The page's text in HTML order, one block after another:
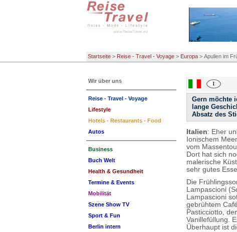
Startseite > Reise - Travel - Voyage > Europa > Apulien im
Gern möchte
lange
Absatz des
Italien: Eher
Ionischem
vom
Dort hat sich
malerische
sehr gutes
Die
Lampascioni
Lampascioni
gebrühtem
Pasticciotto,
Vanillefüllung.
Überhaupt ist
Wir über uns
Reise - Travel - Voyage
Lifestyle
Hotels - Restaurants - Food
Autos
Business
Buch Welt
Health & Gesundheit
Termine & Events
Mobilität
Szene Show TV
Sport & Fun
Berlin intern